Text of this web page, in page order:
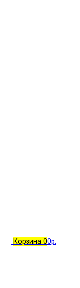
Корзина 00р.